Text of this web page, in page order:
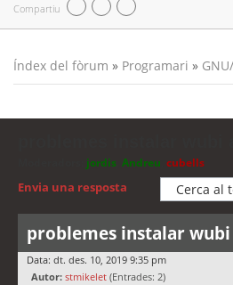
Compartiu
Índex del fòrum » Programari »
jordis Andreu cubells
Envia una resposta
problemes instalar
Data: dt. des. 10, 2019 9:35 pm
Autor: stmikelet (Entrades: 2)